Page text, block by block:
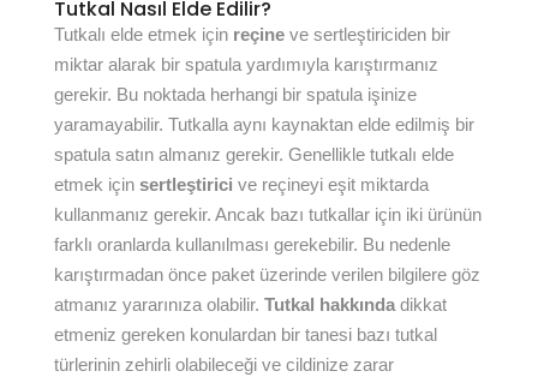
Tutkal Nasıl Elde Edilir?
Tutkalı elde etmek için reçineve sertleştiriciden bir
miktar alarak bir spatula yardımıyla karıştırmanız
gerekir. Bu noktada herhangi bir spatula işinize
yaramayabilir. Tutkalla aynı kaynaktan elde edilmiş bir
spatula satın almanız gerekir. Genellikle tutkalı elde
etmek içinsertleştirici ve reçineyi eşit miktarda
kullanmanız gerekir. Ancak bazı tutkallar için iki ürünün
farklı oranlarda kullanılması gerekebilir. Bu nedenle
karıştırmadan önce paket üzerinde verilen bilgilere göz
atmanız yararınıza olabilir. Tutkal hakkındadikkat
etmeniz gereken konulardan bir tanesi bazı tutkal
türlerinin zehirli olabileceği ve cildinize zarar